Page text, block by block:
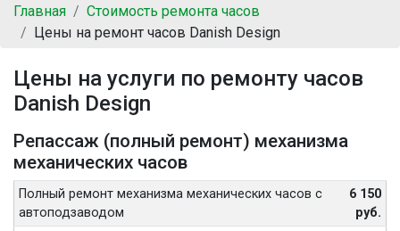
Главная
Стоимость ремонта часов
Цены на ремонт часов Danish Design
Цены на услуги по ремонту часов
Danish Design
Репассаж (полный ремонт) механизма
механических часов
Полный ремонт механизма механических часов с
автоподзаводом
6 150
руб.